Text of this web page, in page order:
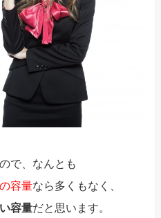
で、なんとも
容量なら多くもなく、
容量だと思います。